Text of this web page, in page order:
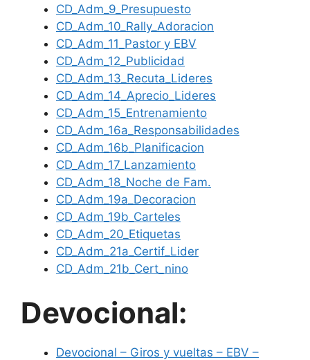
CD_Adm_9_Presupuesto
CD_Adm_10_Rally_Adoracion
CD_Adm_11_Pastor y EBV
CD_Adm_12_Publicidad
CD_Adm_13_Recuta_Lideres
CD_Adm_14_Aprecio_Lideres
CD_Adm_15_Entrenamiento
CD_Adm_16a_Responsabilidades
CD_Adm_16b_Planificacion
CD_Adm_17_Lanzamiento
CD_Adm_18_Noche de Fam.
CD_Adm_19a_Decoracion
CD_Adm_19b_Carteles
CD_Adm_20_Etiquetas
CD_Adm_21a_Certif_Lider
CD_Adm_21b_Cert_nino
Devocional:
Devocional – Giros y vueltas – EBV –